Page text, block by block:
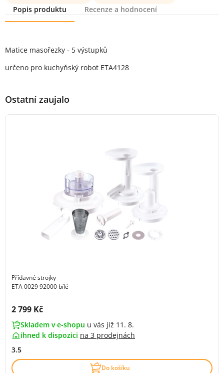
Popis produktu
Recenze a hodnocení
Matice masořezky - 5 výstupků
určeno pro kuchyňský robot ETA4128
Ostatní zaujalo
Přídavné strojky
ETA 0029 92000 bílé
Cena s DPH:
2 799 Kč
Skladem v e-shopu u vás již 11. 8.
ihned k dispozici na 3 prodejnách
3.5
Do košíku